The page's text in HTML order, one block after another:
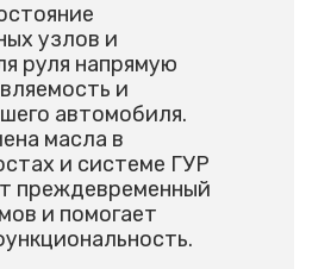
узлов и
руля напрямую
и
автомобиля.
масла в
и системе ГУР
преждевременный
и помогает